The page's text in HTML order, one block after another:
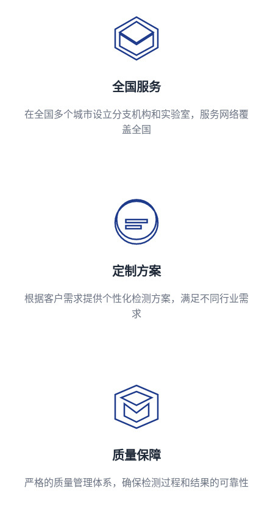
全国服务
在全国多个城市设立分支机构和实验室，服务网络覆
盖全国
定制方案
根据客户需求提供个性化检测方案，满足不同行业需
求
质量保障
严格的质量管理体系，确保检测过程和结果的可靠性